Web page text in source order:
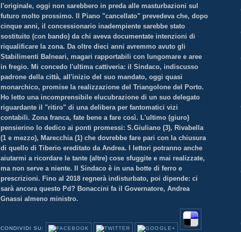
l'originale, oggi non sarebbero in preda alle masturbazioni sul
futuro molto prossimo. Il Piano "cancellato" prevedeva che, dopo
cinque anni, il concessionario inadempiente sarebbe stato
sostituito (con bando) da chi aveva documentate intenzioni di
riqualificare la zona. Da oltre dieci anni avremmo avuto gli
Stabilimenti Balneari, magari rapportabili con lungomare e aree
in fregio. Mi concedo l'ultima cattiveria: il Sindaco, indiscusso
padrone della città, all'inizio del suo mandato, oggi quasi
monarchico, promise la realizzazione del Triangolone del Porto.
Ho letto una incomprensibile elucubrazione di un suo delegato
riguardante il "ritiro" di una delibera per fantomatici vizi
contabili. Zona franca, fate bene a fare così. L'ultimo (giuro)
pensierino lo dedico ai ponti promessi: S.Giuliano (3), Rivabella
(1 e mezzo), Marecchia (1) che dovrebbe fare pari con la chiusura
di quello di Tiberio ereditato da Andrea. I lettori potranno anche
aiutarmi a ricordare le tante (altre) cose sfuggite e mai realizzate,
ma non serve a niente. Il Sindaco è in una botte di ferro e
prescrizioni. Fino al 2018 regnerà indisturbato, poi dipende: ci
sarà ancora questo Pd? Bonaccini fa il Governatore, Andrea
Gnassi almeno ministro.
CONDIVIDI SU: